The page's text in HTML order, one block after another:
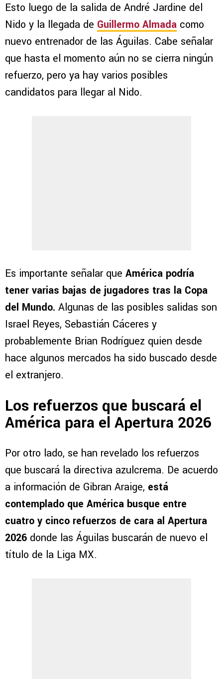
Esto luego de la salida de André Jardine del
Nido y la llegada de Guillermo Almada como
nuevo entrenador de las Águilas. Cabe señalar
que hasta el momento aún no se cierra ningún
refuerzo, pero ya hay varios posibles
candidatos para llegar al Nido.
Es importante señalar que América podría
tener varias bajas de jugadores tras la Copa
del Mundo. Algunas de las posibles salidas son
Israel Reyes, Sebastián Cáceres y
probablemente Brian Rodríguez quien desde
hace algunos mercados ha sido buscado desde
el extranjero.
Los refuerzos que buscará el
América para el Apertura 2026
Por otro lado, se han revelado los refuerzos
que buscará la directiva azulcrema. De acuerdo
a información de Gibran Araige, está
contemplado que América busque entre
cuatro y cinco refuerzos de cara al Apertura
2026 donde las Águilas buscarán de nuevo el
título de la Liga MX.